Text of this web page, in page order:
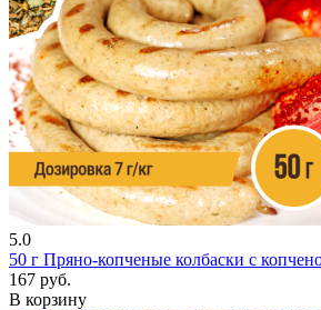
5.0
50 г Пряно-копченые колбаски с
167 руб.
В корзину